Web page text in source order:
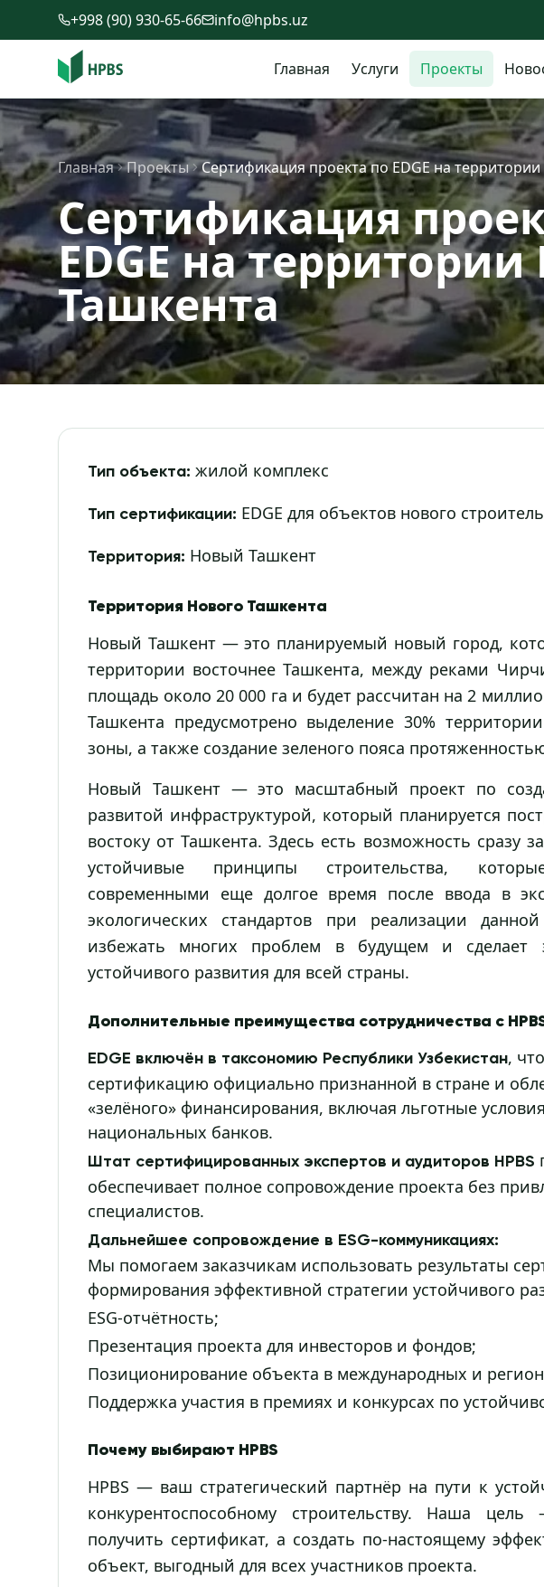
Перейти к содержимому
+998 (90) 930-65-66 info@hpbs.uz
Главная Услуги Проекты
Главная Проекты Сертификация проекта по EDGE на
Сертификация
EDGE на
Ташкента
Тип объекта: жилой комплекс
Тип сертификации: EDGE для объектов нового
Территория: Новый Ташкент
Территория Нового Ташкента
Новый Ташкент — это планируемый новый город,
территории восточнее Ташкента, между реками
площадь около 20 000 га и будет рассчитан на 2
Ташкента предусмотрено выделение 30%
зоны, а также создание зеленого пояса
Новый Ташкент — это масштабный проект по
развитой инфраструктурой, который планируется
востоку от Ташкента. Здесь есть возможность сразу
устойчивые принципы строительства,
современными еще долгое время после ввода в
экологических стандартов при реализации
избежать многих проблем в будущем и сделает
устойчивого развития для всей страны.
Дополнительные преимущества сотрудничества с
EDGE включён в таксономию Республики Узбекистан,
сертификацию официально признанной в стране и
«зелёного» финансирования, включая льготные
национальных банков.
Штат сертифицированных экспертов и аудиторов HPBS
обеспечивает полное сопровождение проекта без
специалистов.
Дальнейшее сопровождение в ESG-коммуникациях:
Мы помогаем заказчикам использовать результаты
формирования эффективной стратегии устойчивого
ESG-отчётность;
Презентация проекта для инвесторов и фондов;
Позиционирование объекта в международных и
Поддержка участия в премиях и конкурсах по
Почему выбирают HPBS
HPBS — ваш стратегический партнёр на пути к
конкурентоспособному строительству. Наша
получить сертификат, а создать по-настоящему
объект, выгодный для всех участников проекта.